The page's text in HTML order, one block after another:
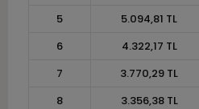
5
5.094,81 TL
6
4.322,17 TL
7
3.770,29 TL
8
3.356,38 TL